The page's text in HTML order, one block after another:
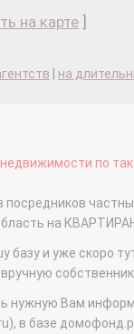
на карте
на
по
посредников
на
базу и уже скоро
нужную Вам
в базе